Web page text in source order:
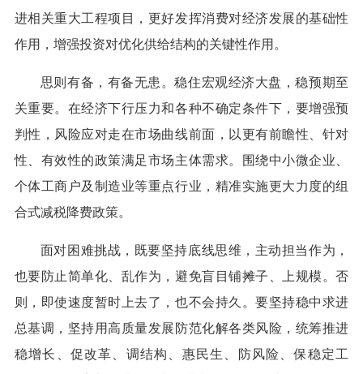
进相关重大工程项目，更好发挥消费对经济发展的基础性
作用，增强投资对优化供给结构的关键性作用。
思则有备，有备无患。稳住宏观经济大盘，稳预期至
关重要。在经济下行压力和各种不确定条件下，要增强预
判性，风险应对走在市场曲线前面，以更有前瞻性、针对
性、有效性的政策满足市场主体需求。围绕中小微企业、
个体工商户及制造业等重点行业，精准实施更大力度的组
合式减税降费政策。
面对困难挑战，既要坚持底线思维，主动担当作为，
也要防止简单化、乱作为，避免盲目铺摊子、上规模。否
则，即使速度暂时上去了，也不会持久。要坚持稳中求进
总基调，坚持用高质量发展防范化解各类风险，统筹推进
稳增长、促改革、调结构、惠民生、防风险、保稳定工